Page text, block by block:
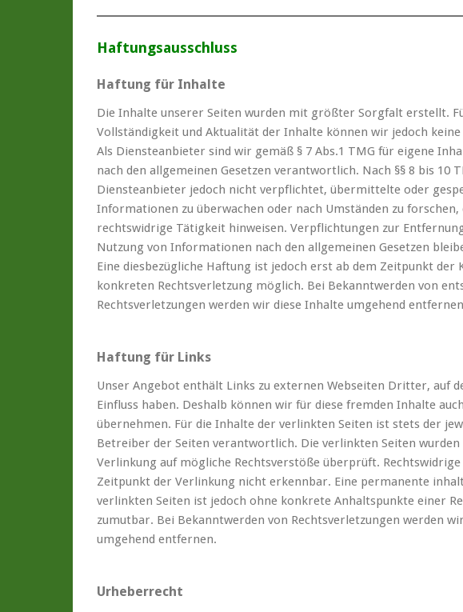
Haftungsausschluss
Haftung für Inhalte
Die Inhalte unserer Seiten wurden mit größter Sorgfalt erstellt.
Vollständigkeit und Aktualität der Inhalte können wir jedoch
Als Diensteanbieter sind wir gemäß § 7 Abs.1 TMG für eigene
nach den allgemeinen Gesetzen verantwortlich. Nach §§ 8 bis 10
Diensteanbieter jedoch nicht verpflichtet, übermittelte oder
Informationen zu überwachen oder nach Umständen zu forschen,
rechtswidrige Tätigkeit hinweisen. Verpflichtungen zur
Nutzung von Informationen nach den allgemeinen Gesetzen
Eine diesbezügliche Haftung ist jedoch erst ab dem Zeitpunkt der
konkreten Rechtsverletzung möglich. Bei Bekanntwerden von
Rechtsverletzungen werden wir diese Inhalte umgehend
Haftung für Links
Unser Angebot enthält Links zu externen Webseiten Dritter, auf
Einfluss haben. Deshalb können wir für diese fremden Inhalte
übernehmen. Für die Inhalte der verlinkten Seiten ist stets der
Betreiber der Seiten verantwortlich. Die verlinkten Seiten
Verlinkung auf mögliche Rechtsverstöße überprüft.
Zeitpunkt der Verlinkung nicht erkennbar. Eine permanente
verlinkten Seiten ist jedoch ohne konkrete Anhaltspunkte einer
zumutbar. Bei Bekanntwerden von Rechtsverletzungen werden
umgehend entfernen.
Urheberrecht